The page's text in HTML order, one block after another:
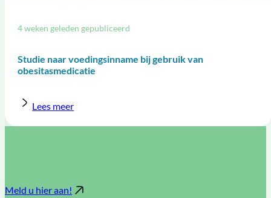
Studie naar voedingsinname bij gebruik van
obesitasmedicatie
4 weken geleden gepubliceerd
Lees meer
Meld u hier aan!